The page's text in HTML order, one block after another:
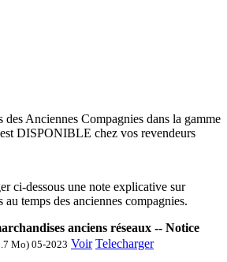
Anciennes Compagnies dans la gamme
DISPONIBLE chez vos revendeurs
ci-dessous une note explicative sur
temps des anciennes compagnies.
anciens réseaux -- Notice
Mo) 05-2023 Voir Telecharger